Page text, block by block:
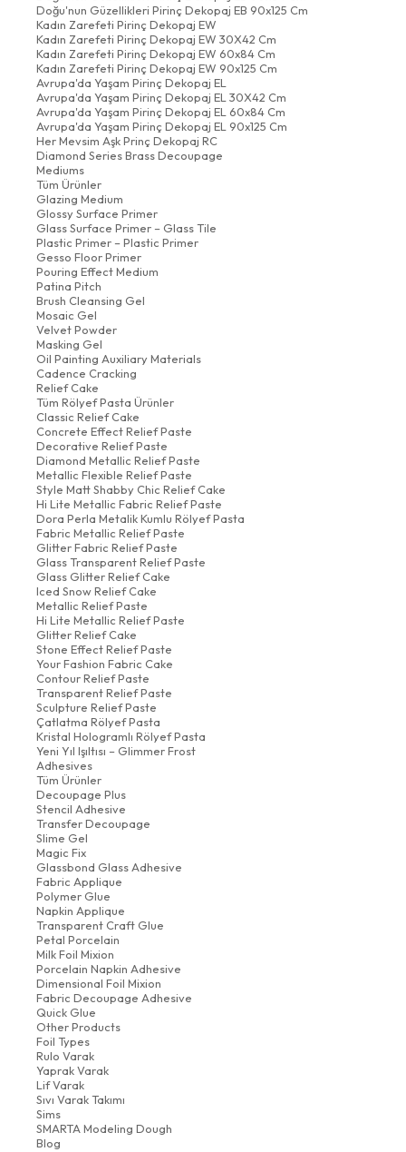
Doğu'nun Güzellikleri Pirinç Dekopaj EB 90x125 Cm
Kadın Zarefeti Pirinç Dekopaj EW
Kadın Zarefeti Pirinç Dekopaj EW 30X42 Cm
Kadın Zarefeti Pirinç Dekopaj EW 60x84 Cm
Kadın Zarefeti Pirinç Dekopaj EW 90x125 Cm
Avrupa'da Yaşam Pirinç Dekopaj EL
Avrupa'da Yaşam Pirinç Dekopaj EL 30X42 Cm
Avrupa'da Yaşam Pirinç Dekopaj EL 60x84 Cm
Avrupa'da Yaşam Pirinç Dekopaj EL 90x125 Cm
Her Mevsim Aşk Prinç Dekopaj RC
Diamond Series Brass Decoupage
Mediums
Tüm Ürünler
Glazing Medium
Glossy Surface Primer
Glass Surface Primer – Glass Tile
Plastic Primer – Plastic Primer
Gesso Floor Primer
Pouring Effect Medium
Patina Pitch
Brush Cleansing Gel
Mosaic Gel
Velvet Powder
Masking Gel
Oil Painting Auxiliary Materials
Cadence Cracking
Relief Cake
Tüm Rölyef Pasta Ürünler
Classic Relief Cake
Concrete Effect Relief Paste
Decorative Relief Paste
Diamond Metallic Relief Paste
Metallic Flexible Relief Paste
Style Matt Shabby Chic Relief Cake
Hi Lite Metallic Fabric Relief Paste
Dora Perla Metalik Kumlu Rölyef Pasta
Fabric Metallic Relief Paste
Glitter Fabric Relief Paste
Glass Transparent Relief Paste
Glass Glitter Relief Cake
Iced Snow Relief Cake
Metallic Relief Paste
Hi Lite Metallic Relief Paste
Glitter Relief Cake
Stone Effect Relief Paste
Your Fashion Fabric Cake
Contour Relief Paste
Transparent Relief Paste
Sculpture Relief Paste
Çatlatma Rölyef Pasta
Kristal Hologramlı Rölyef Pasta
Yeni Yıl Işıltısı – Glimmer Frost
Adhesives
Tüm Ürünler
Decoupage Plus
Stencil Adhesive
Transfer Decoupage
Slime Gel
Magic Fix
Glassbond Glass Adhesive
Fabric Applique
Polymer Glue
Napkin Applique
Transparent Craft Glue
Petal Porcelain
Milk Foil Mixion
Porcelain Napkin Adhesive
Dimensional Foil Mixion
Fabric Decoupage Adhesive
Quick Glue
Other Products
Foil Types
Rulo Varak
Yaprak Varak
Lif Varak
Sıvı Varak Takımı
Sims
SMARTA Modeling Dough
Blog